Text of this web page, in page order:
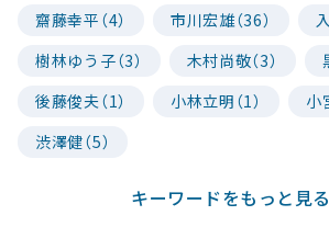
齋藤幸平（4） 市川宏雄（36）
樹林ゆう子（3）
木村尚敬（3）
後藤俊夫（1）
小林立明（1）
小
渋澤健（5）
キーワードをもっと見る